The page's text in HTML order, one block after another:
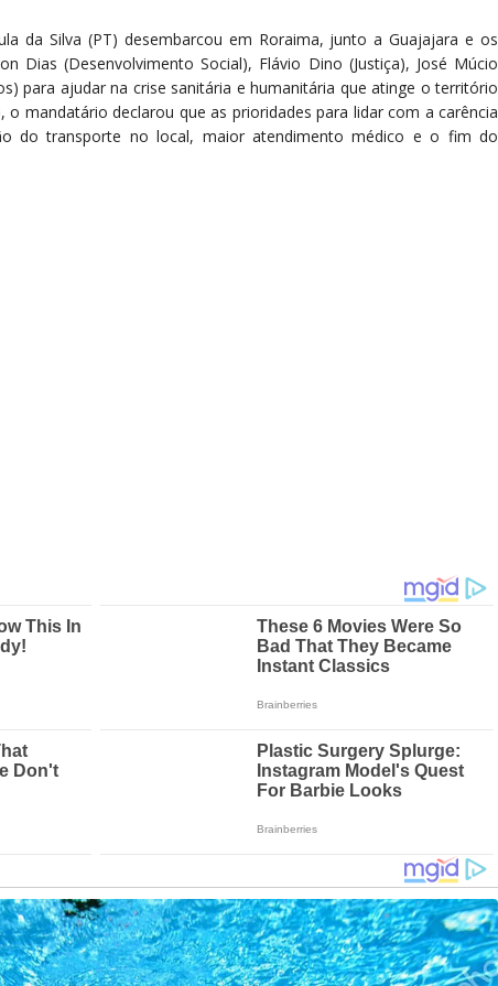
da Silva (PT) desembarcou em Roraima, junto a Guajajara e os
Dias (Desenvolvimento Social), Flávio Dino (Justiça), José Múcio
para ajudar na crise sanitária e humanitária que atinge o território
mandatário declarou que as prioridades para lidar com a carência
do transporte no local, maior atendimento médico e o fim do